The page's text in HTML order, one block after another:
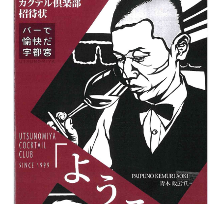
MICE
Languag
e
フォトダウン
ロード
パンフレット
ダウンロード
お問い合わせ